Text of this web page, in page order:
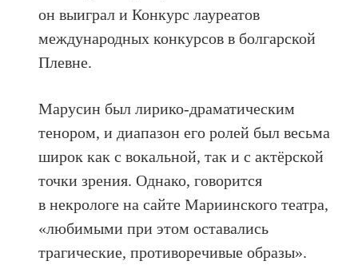
он выиграл и Конкурс лауреатов
международных конкурсов в болгарской
Плевне.
Марусин был лирико-драматическим
тенором, и диапазон его ролей был весьма
широк как с вокальной, так и с актёрской
точки зрения. Однако, говорится
в некрологе на сайте Мариинского театра,
«любимыми при этом оставались
трагические, противоречивые образы».